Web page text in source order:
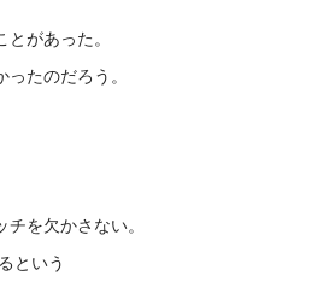
があった。
たのだろう。
を欠かさない。
という